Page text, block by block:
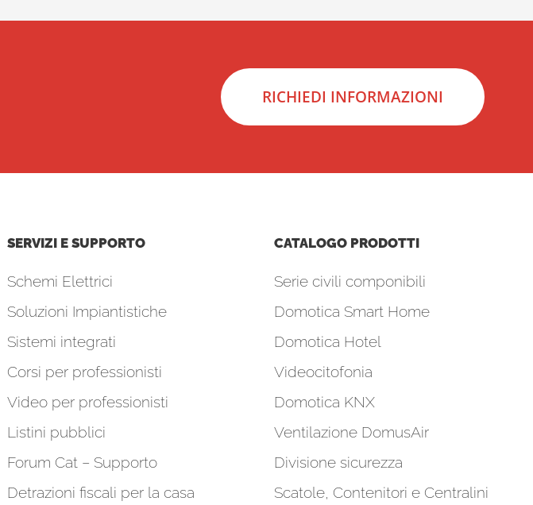
RICHIEDI INFORMAZIONI
SERVIZI E SUPPORTO
Schemi Elettrici
Soluzioni Impiantistiche
Sistemi integrati
Corsi per professionisti
Video per professionisti
Listini pubblici
Forum Cat – Supporto
Detrazioni fiscali per la casa
CATALOGO PRODOTTI
Serie civili componibili
Domotica Smart Home
Domotica Hotel
Videocitofonia
Domotica KNX
Ventilazione DomusAir
Divisione sicurezza
Scatole, Contenitori e Centralini